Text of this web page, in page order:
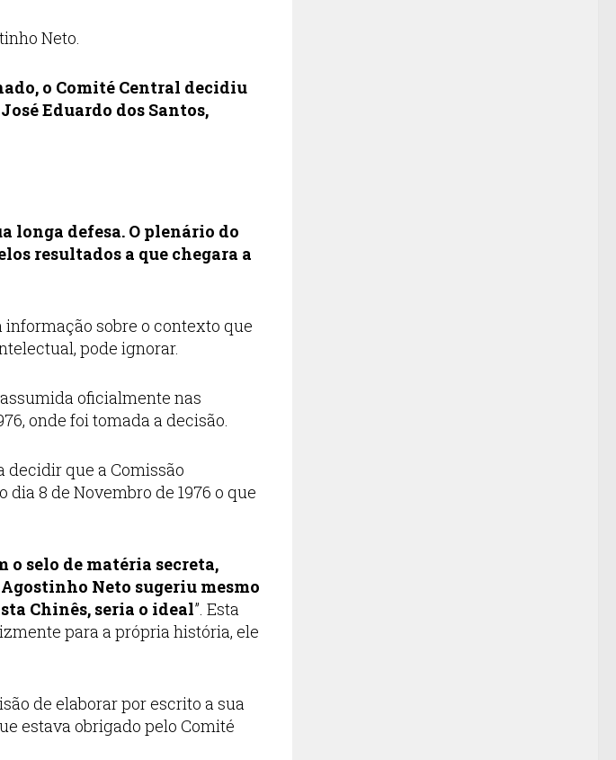
Neto.
o Comité Central decidiu
Eduardo dos Santos,
longa defesa. O plenário do
resultados a que chegara a
informação sobre o contexto que
pode ignorar.
oficialmente nas
onde foi tomada a decisão.
decidir que a Comissão
8 de Novembro de 1976 o que
o selo de matéria secreta,
Neto sugeriu mesmo
Chinês, seria o ideal”. Esta
para a própria história, ele
de elaborar por escrito a sua
estava obrigado pelo Comité